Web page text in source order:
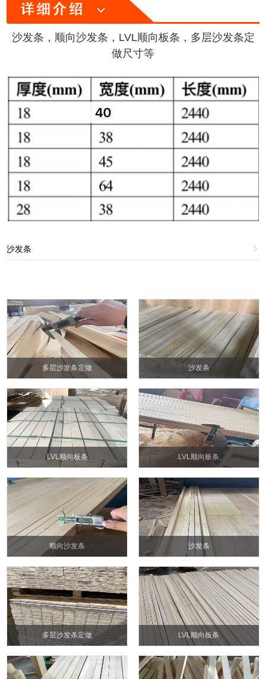
沙发条，顺向沙发条，LVL顺向板条，多层沙发条定
做尺寸等
沙发条 
多层沙发条定做 沙发条
LVL顺向板条 LVL顺向板条
顺向沙发条 沙发条
多层沙发条定做 LVL顺向板条